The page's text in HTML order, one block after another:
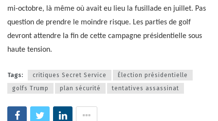
mi-octobre, là même où avait eu lieu la fusillade en juillet. Pas
question de prendre le moindre risque. Les parties de golf
devront attendre la fin de cette campagne présidentielle sous
haute tension.
Tags: critiques Secret Service
Élection présidentielle
golfs Trump
plan sécurité tentatives assassinat